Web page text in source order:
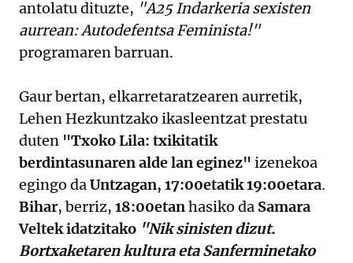
antolatu dituzte, "A25 Indarkeria sexisten
aurrean: Autodefentsa Feminista!"
programaren barruan.
Gaur bertan, elkarretaratzearen aurretik,
Lehen Hezkuntzako ikasleentzat prestatu
duten "Txoko Lila: txikitatik
berdintasunaren alde lan eginez" izenekoa
egingo daUntzagan, 17:00etatik 19:00etara.
Bihar, berriz, 18:00etanhasiko da Samara
Veltek idatzitako "Nik sinisten dizut.
Bortxaketaren kultura eta Sanferminetako